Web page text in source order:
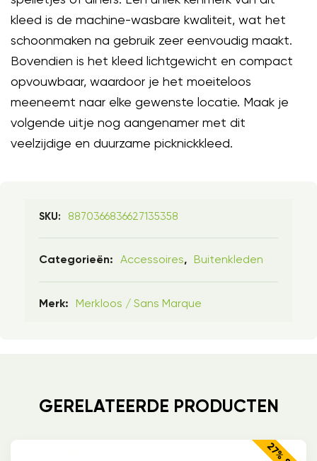
kleed is de machine-wasbare kwaliteit, wat het
schoonmaken na gebruik zeer eenvoudig maakt.
Bovendien is het kleed lichtgewicht en compact
opvouwbaar, waardoor je het moeiteloos
meeneemt naar elke gewenste locatie. Maak je
volgende uitje nog aangenamer met dit
veelzijdige en duurzame picknickkleed.
SKU: 8870366836627135358
Categorieën: Accessoires, Buitenkleden
Merk: Merkloos / Sans Marque
GERELATEERDE PRODUCTEN